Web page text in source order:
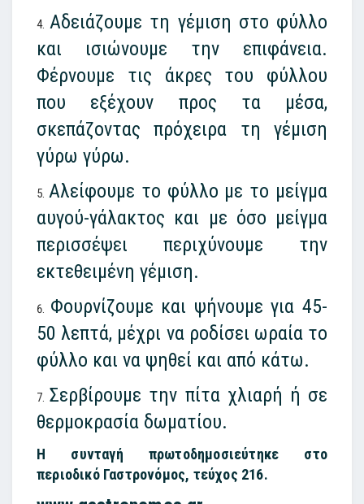
Αδειάζουμε τη γέμιση στο φύλλο
και ισιώνουμε την επιφάνεια.
Φέρνουμε τις άκρες του φύλλου
που εξέχουν προς τα μέσα,
σκεπάζοντας πρόχειρα τη γέμιση
γύρω γύρω.
Αλείφουμε το φύλλο με το μείγμα
αυγού-γάλακτος και με όσο μείγμα
περισσέψει περιχύνουμε την
εκτεθειμένη γέμιση.
Φουρνίζουμε και ψήνουμε για 45-
50 λεπτά, μέχρι να ροδίσει ωραία το
φύλλο και να ψηθεί και από κάτω.
Σερβίρουμε την πίτα χλιαρή ή σε
θερμοκρασία δωματίου.
Η συνταγή πρωτοδημοσιεύτηκε στο
περιοδικό Γαστρονόμος, τεύχος 216.